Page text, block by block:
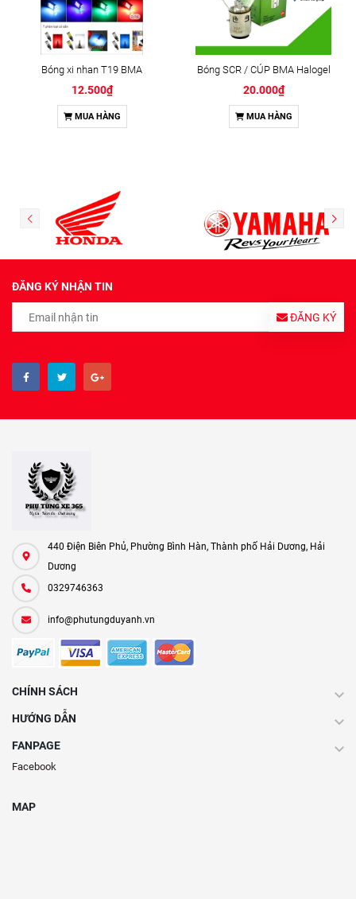
Bóng xi nhan T19 BMA
12.500₫
MUA HÀNG
Bóng SCR / CÚP BMA Halogel
20.000₫
MUA HÀNG
ĐĂNG KÝ NHẬN TIN
ĐĂNG KÝ
440 Điện Biên Phủ, Phường Bình Hàn, Thành phố Hải Dương, Hải
Dương
0329746363
info@phutungduyanh.vn
CHÍNH SÁCH
HƯỚNG DẪN
FANPAGE
Facebook
MAP